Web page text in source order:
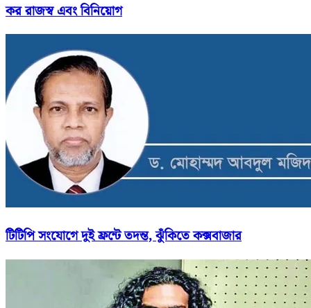
কর রাজস্ব এবং বিনিয়োগ
টিটিপি সংযোগে দুই ফ্রন্টে তদন্ত, ঝুঁকিতে কক্সবাজার